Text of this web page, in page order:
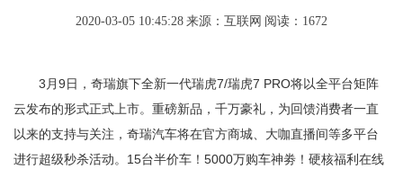
2020-03-05 10:45:28 来源：互联网 阅读：1672
3月9日，奇瑞旗下全新一代瑞虎7/瑞虎7 PRO将以全平台矩阵
云发布的形式正式上市。重磅新品，千万豪礼，为回馈消费者一直
以来的支持与关注，奇瑞汽车将在官方商城、大咖直播间等多平台
进行超级秒杀活动。15台半价车！5000万购车神劵！硬核福利在线